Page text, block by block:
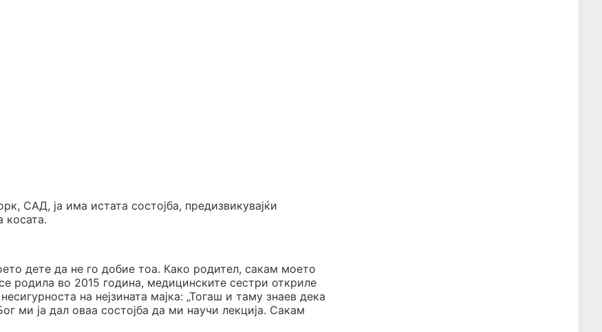
САД, ја има истата состојба, предизвикувајќи
косата.
дете да не го добие тоа. Како родител, сакам моето
родила во 2015 година, медицинските сестри откриле
на нејзината мајка: „Тогаш и таму знаев дека
ми ја дал оваа состојба да ми научи лекција. Сакам